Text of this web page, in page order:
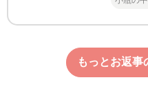
もっとお返事